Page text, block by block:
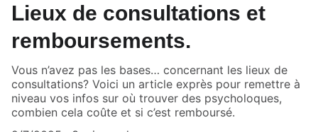
Lieux de consultations et
remboursements.
Vous n’avez pas les bases… concernant les lieux de
consultations? Voici un article exprès pour remettre à
niveau vos infos sur où trouver des psycholoques,
combien cela coûte et si c’est remboursé.